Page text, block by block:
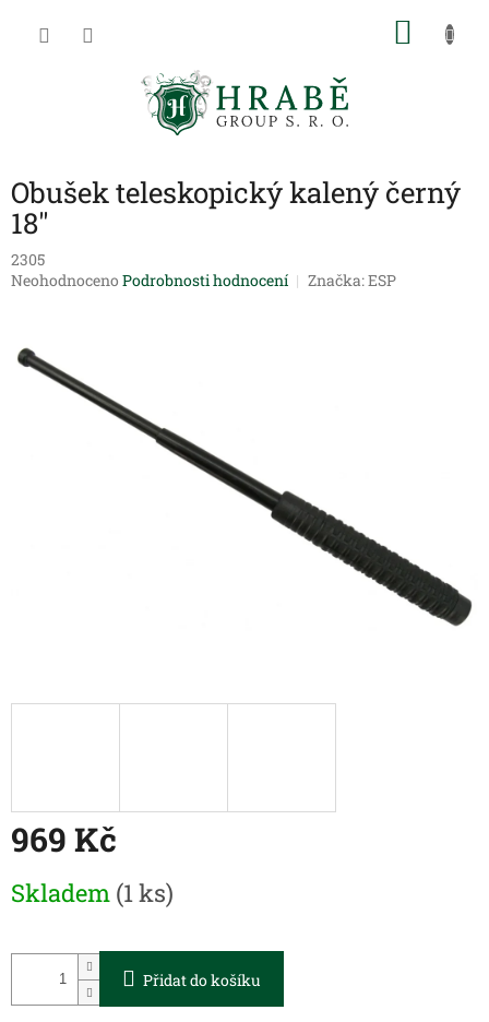
Obušek teleskopický kalený černý
18"
2305
Průměrné
0,0
Neohodnoceno Podrobnosti hodnocení Značka:ESP
969 Kč
cena:
Skladem (1 ks)
Přidat do košíku